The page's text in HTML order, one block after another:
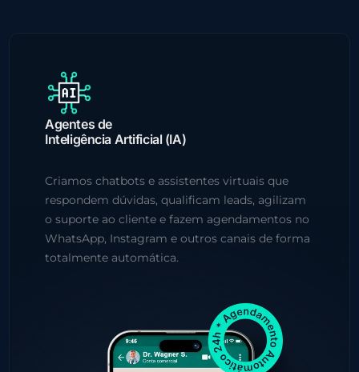
Agentes de
Inteligência Artificial (IA)
Criamos chatbots e assistentes virtuais que
respondem dúvidas, qualificam leads, agilizam
o suporte ao cliente e fazem agendamentos no
WhatsApp, Instagram e outros canais de forma
totalmente automática.